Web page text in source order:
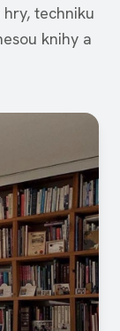
techniku
knihy a